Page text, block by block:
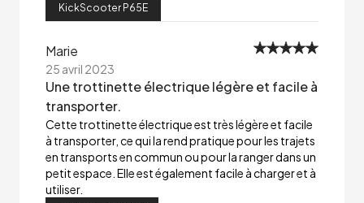
KickScooter P65E
Marie
25 avril 2023
Une trottinette électrique légère et facile à
transporter.
Cette trottinette électrique est très légère et facile
à transporter, ce qui la rend pratique pour les trajets
en transports en commun ou pour la ranger dans un
petit espace. Elle est également facile à charger et à
utiliser.